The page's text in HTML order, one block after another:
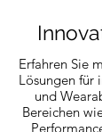
Erfahren Sie
Lösungen für
und
Bereichen